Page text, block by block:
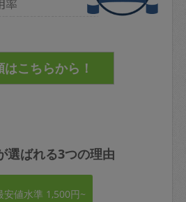
選ばれる3つの理由
安値水準 1,500円~